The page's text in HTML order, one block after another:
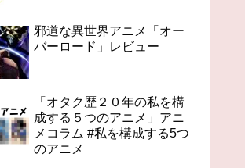
邪道な異世界アニメ「オー
バーロード」レビュー
「オタク歴２０年の私を構
成する５つのアニメ」アニ
メコラム #私を構成する5つ
のアニメ